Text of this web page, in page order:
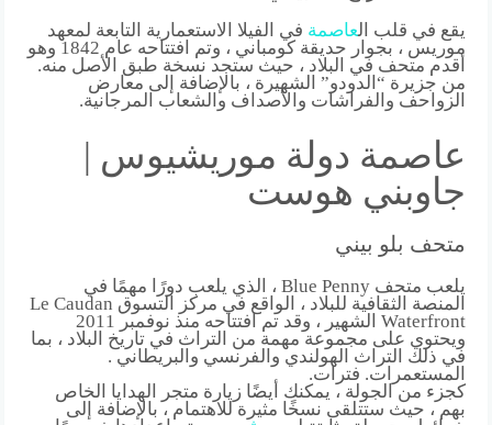
يقع في قلب العاصمة في الفيلا الاستعمارية التابعة لمعهد
موريس ، بجوار حديقة كومباني ، وتم افتتاحه عام 1842 وهو
أقدم متحف في البلاد ، حيث ستجد نسخة طبق الأصل منه.
من جزيرة “الدودو” الشهيرة ، بالإضافة إلى معارض
الزواحف والفراشات والأصداف والشعاب المرجانية.
عاصمة دولة موريشيوس |
جاوبني هوست
متحف بلو بيني
يلعب متحف Blue Penny ، الذي يلعب دورًا مهمًا في
المنصة الثقافية للبلاد ، الواقع في مركز التسوق Le Caudan
Waterfront الشهير ، وقد تم افتتاحه منذ نوفمبر 2011
ويحتوي على مجموعة مهمة من التراث في تاريخ البلاد ، بما
في ذلك التراث الهولندي والفرنسي والبريطاني .
المستعمرات. فترات.
كجزء من الجولة ، يمكنك أيضًا زيارة متجر الهدايا الخاص
بهم ، حيث ستتلقى نسخًا مثيرة للاهتمام ، بالإضافة إلى